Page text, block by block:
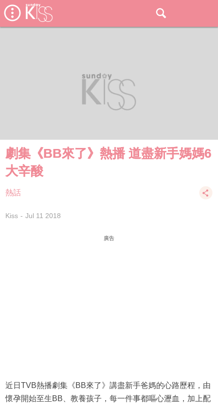
劇集《BB來了》熱播 道盡新手媽媽6
大辛酸
熱話
Kiss Jul 11 2018
廣告
近日TVB熱播劇集《BB來了》講盡新手爸媽的心路歷程，由
懷孕開始至生BB、教養孩子，每一件事都嘔心瀝血，加上配